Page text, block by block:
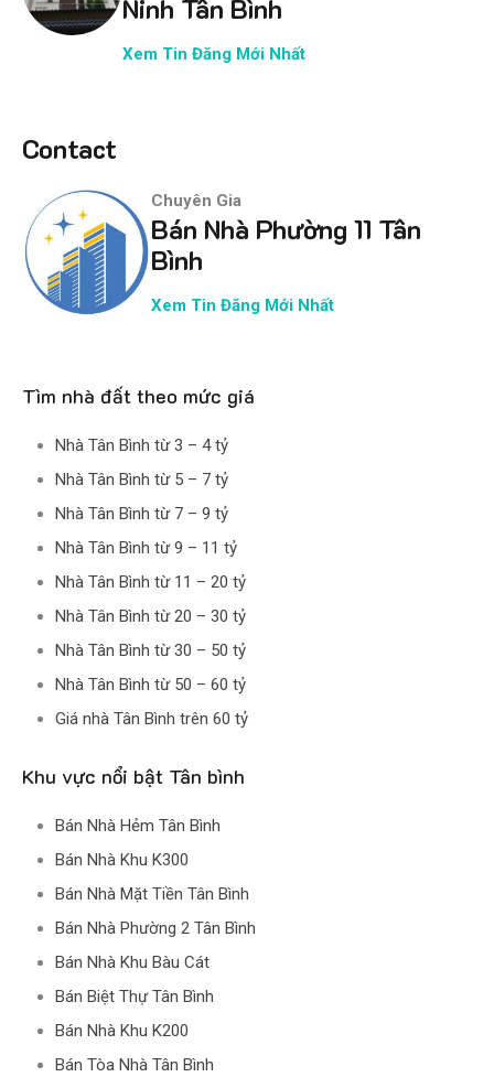
Ninh Tân Bình
Xem Tin Đăng Mới Nhất
Contact
Chuyên Gia
Bán Nhà Phường 11 Tân
Bình
Xem Tin Đăng Mới Nhất
Tìm nhà đất theo mức giá
Nhà Tân Bình từ 3 – 4 tỷ
Nhà Tân Bình từ 5 – 7 tỷ
Nhà Tân Bình từ 7 – 9 tỷ
Nhà Tân Bình từ 9 – 11 tỷ
Nhà Tân Bình từ 11 – 20 tỷ
Nhà Tân Bình từ 20 – 30 tỷ
Nhà Tân Bình từ 30 – 50 tỷ
Nhà Tân Bình từ 50 – 60 tỷ
Giá nhà Tân Bình trên 60 tỷ
Khu vực nổi bật Tân bình
Bán Nhà Hẻm Tân Bình
Bán Nhà Khu K300
Bán Nhà Mặt Tiền Tân Bình
Bán Nhà Phường 2 Tân Bình
Bán Nhà Khu Bàu Cát
Bán Biệt Thự Tân Bình
Bán Nhà Khu K200
Bán Tòa Nhà Tân Bình